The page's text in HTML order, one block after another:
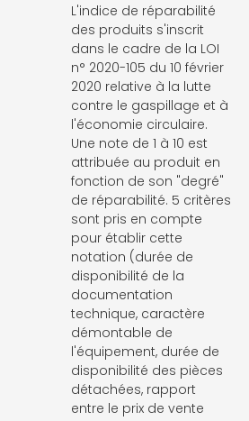
L'indice de réparabilité
des produits s'inscrit
dans le cadre de la LOI
n° 2020-105 du 10 février
2020 relative à la lutte
contre le gaspillage et à
l'économie circulaire.
Une note de 1 à 10 est
attribuée au produit en
fonction de son "degré"
de réparabilité. 5 critères
sont pris en compte
pour établir cette
notation (durée de
disponibilité de la
documentation
technique, caractère
démontable de
l'équipement, durée de
disponibilité des pièces
détachées, rapport
entre le prix de vente